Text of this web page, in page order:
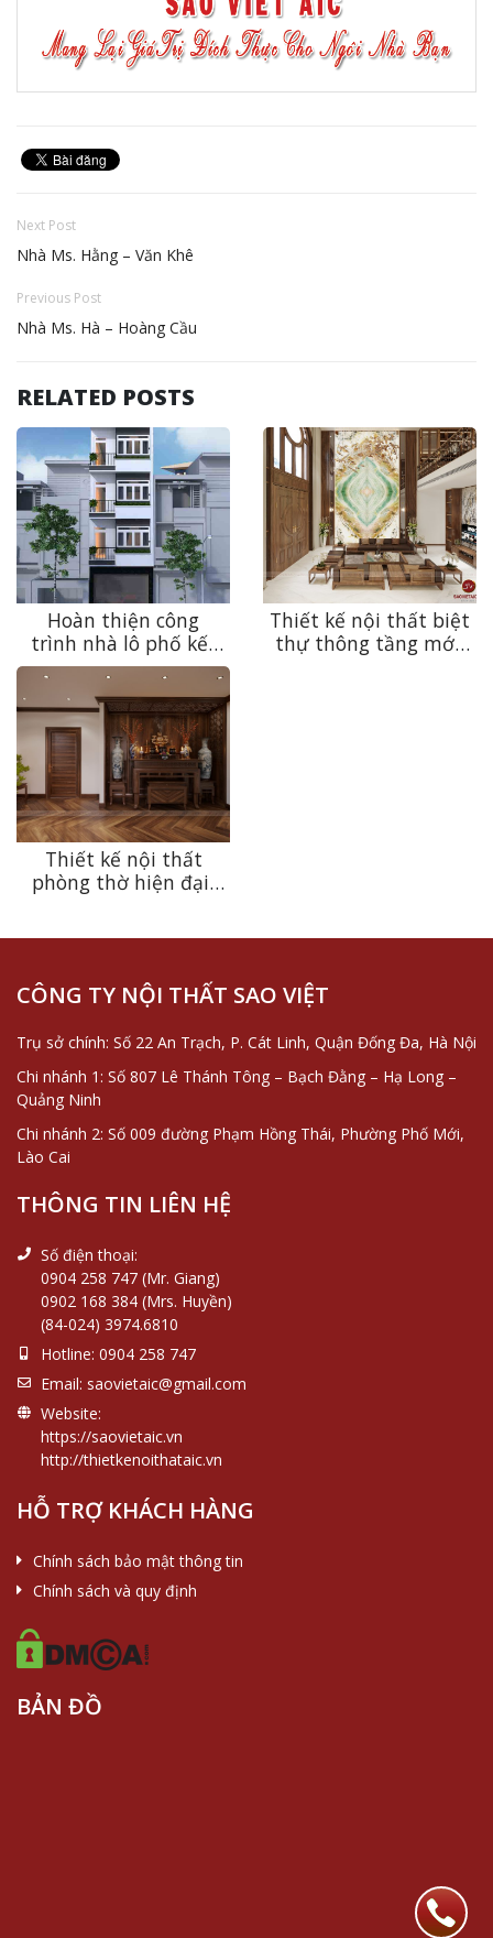
Next Post
Nhà Ms. Hằng – Văn Khê
Previous Post
Nhà Ms. Hà – Hoàng Cầu
RELATED POSTS
Hoàn thiện công
trình nhà lô phố kết
hợp kinh doanh kính
mắt 8 tầng ở Lê Duẩn
Thiết kế nội thất biệt
thự thông tầng mới,
Thiết kế nội thất
phòng thờ hiện đại,
CÔNG TY NỘI THẤT SAO VIỆT
Trụ sở chính: Số 22 An Trạch, P. Cát Linh, Quận Đống Đa, Hà Nội
Chi nhánh 1: Số 807 Lê Thánh Tông – Bạch Đằng – Hạ Long –
Quảng Ninh
Chi nhánh 2: Số 009 đường Phạm Hồng Thái, Phường Phố Mới,
Lào Cai
THÔNG TIN LIÊN HỆ
Số điện thoại:
0904 258 747 (Mr. Giang)
0902 168 384 (Mrs. Huyền)
(84-024) 3974.6810
Hotline: 0904 258 747
Email: saovietaic@gmail.com
Website:
https://saovietaic.vn
http://thietkenoithataic.vn
HỖ TRỢ KHÁCH HÀNG
Chính sách bảo mật thông tin
Chính sách và quy định
BẢN ĐỒ